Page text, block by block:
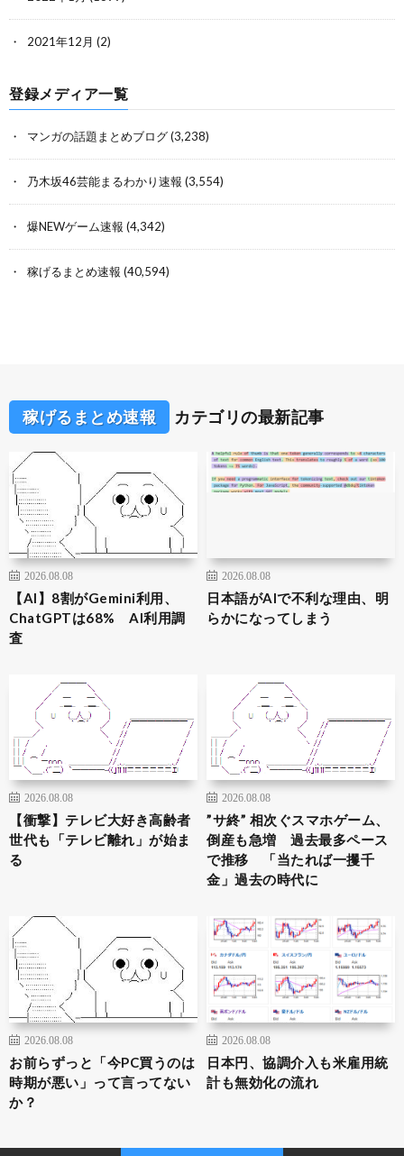
2021年12月 (2)
登録メディア一覧
マンガの話題まとめブログ(3,238)
乃木坂46芸能まるわかり速報 (3,554)
爆NEWゲーム速報 (4,342)
稼げるまとめ速報 (40,594)
稼げるまとめ速報 カテゴリの最新記事
2026.08.08
【AI】8割がGemini利用、
ChatGPTは68% AI利用調
査
2026.08.08
日本語がAIで不利な理由、明
らかになってしまう
2026.08.08
【衝撃】テレビ大好き高齢者
世代も「テレビ離れ」が始ま
る
2026.08.08
”サ終” 相次ぐスマホゲーム、
倒産も急増 過去最多ペース
で推移 「当たれば一攫千
金」過去の時代に
2026.08.08
お前らずっと「今PC買うのは
時期が悪い」って言ってない
か？
2026.08.08
日本円、協調介入も米雇用統
計も無効化の流れ